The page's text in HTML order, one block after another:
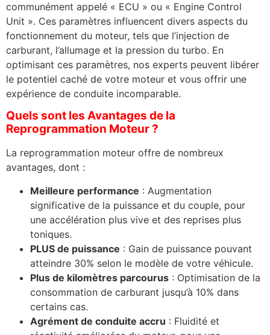
communément appelé « ECU » ou « Engine Control
Unit ». Ces paramètres influencent divers aspects du
fonctionnement du moteur, tels que l’injection de
carburant, l’allumage et la pression du turbo. En
optimisant ces paramètres, nos experts peuvent libérer
le potentiel caché de votre moteur et vous offrir une
expérience de conduite incomparable.
Quels sont les Avantages de la
Reprogrammation Moteur ?
La reprogrammation moteur offre de nombreux
avantages, dont :
Meilleure performance : Augmentation
significative de la puissance et du couple, pour
une accélération plus vive et des reprises plus
toniques.
PLUS de puissance : Gain de puissance pouvant
atteindre 30% selon le modèle de votre véhicule.
Plus de kilomètres parcourus : Optimisation de la
consommation de carburant jusqu’à 10% dans
certains cas.
Agrément de conduite accru : Fluidité et